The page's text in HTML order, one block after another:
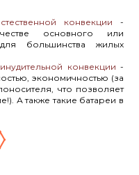
конвекции -
основного или
большинства жилых
конвекции -
экономичностью (за
что позволяет
А также такие батареи в